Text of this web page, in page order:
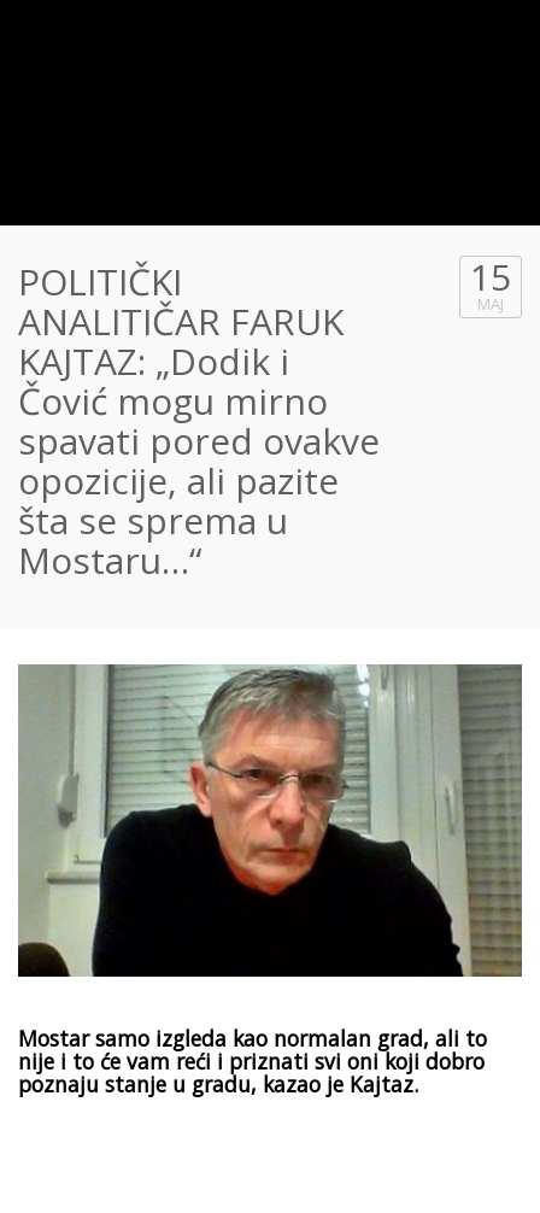
POLITIČKI
ANALITIČAR FARUK
KAJTAZ: „Dodik i
Čović mogu mirno
spavati pored ovakve
opozicije, ali pazite
šta se sprema u
Mostaru…“
15
MAJ
Mostar samo izgleda kao normalan grad, ali to
nije i to će vam reći i priznati svi oni koji dobro
poznaju stanje u gradu, kazao je Kajtaz.